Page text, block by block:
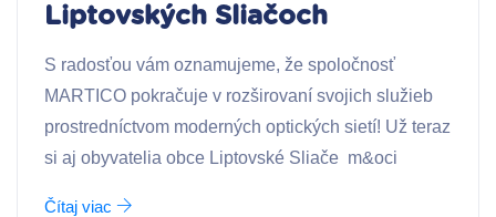
Liptovských Sliačoch
S radosťou vám oznamujeme, že spoločnosť
MARTICO pokračuje v rozširovaní svojich služieb
prostredníctvom moderných optických sietí! Už teraz
si aj obyvatelia obce Liptovské Sliače m&oci
Čítaj viac